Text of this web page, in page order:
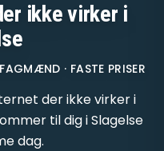
ikke virker i
· FASTE PRISER
der ikke virker i
til dig i Slagelse
dag.